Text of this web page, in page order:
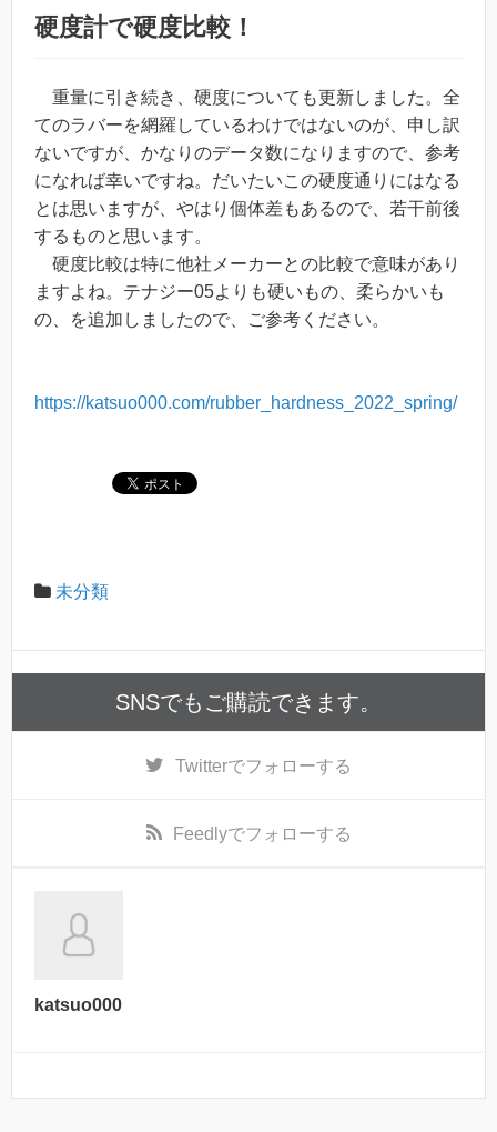
硬度計で硬度比較！
重量に引き続き、硬度についても更新しました。全
てのラバーを網羅しているわけではないのが、申し訳
ないですが、かなりのデータ数になりますので、参考
になれば幸いですね。だいたいこの硬度通りにはなる
とは思いますが、やはり個体差もあるので、若干前後
するものと思います。
硬度比較は特に他社メーカーとの比較で意味があり
ますよね。テナジー05よりも硬いもの、柔らかいも
の、を追加しましたので、ご参考ください。
https://katsuo000.com/rubber_hardness_2022_spring/
未分類
SNSでもご購読できます。
Twitterでフォローする
Feedlyでフォローする
katsuo000